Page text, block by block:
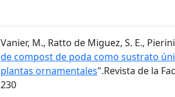
Vanier, M., Ratto de Miguez, S. E.,
de compost de poda como sustrato
plantas ornamentales".Revista de la
230